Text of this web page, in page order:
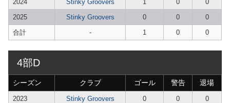
2024 Stinky Groovers 1 0
0
2025
Stinky Groovers 0 0
0
合計
- 1 0 0
4部D
シーズン クラブ ゴール 警告 退場
2023 Stinky Groovers 0 0
0